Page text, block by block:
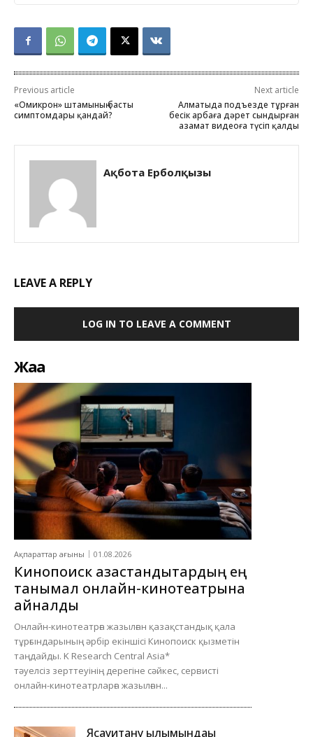
Previous article
«Омикрон» штамының басты
симптомдары қандай?
Next article
Алматыда подъезде тұрған
бесік арбаға дәрет сындырған
азамат видеоға түсіп қалды
Ақбота Ерболқызы
LEAVE A REPLY
LOG IN TO LEAVE A COMMENT
Жаңа
Ақпараттар ағыны 01.08.2026
Кинопоиск қазақстандықтардың ең
танымал онлайн-кинотеатрына
айналды
Онлайн-кинотеатрға жазылған қазақстандық қала
тұрғындарының әрбір екіншісі Кинопоиск қызметін
таңдайды. K Research Central Asia*
тәуелсіз зерттеуінің дерегіне сәйкес, сервисті
онлайн-кинотеатрларға жазылған...
Ясауитану ғылымындағы